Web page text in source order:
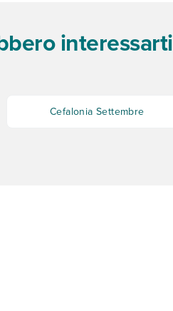
interessarti
Cefalonia Settembre